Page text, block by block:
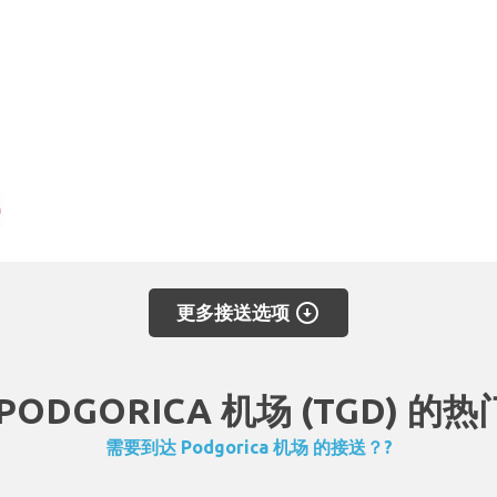
更多接送选项 arrow_circle_down
机场 (TGD) 的热
需要到达 Podgorica 机场 的接送？?